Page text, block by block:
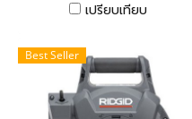
A60-12, A61, A62 ริดยิท
เปรียบเทียบ
Best Seller